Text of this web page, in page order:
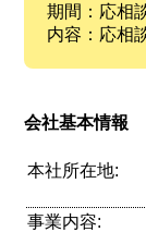
期間：応相
内容：応相
会社基本情報
本社所在地:
事業内容: